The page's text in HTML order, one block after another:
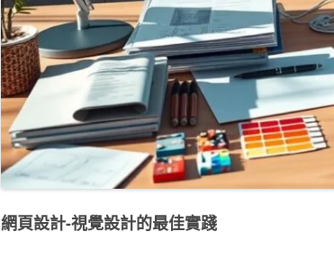
網頁設計-視覺設計的最佳實踐